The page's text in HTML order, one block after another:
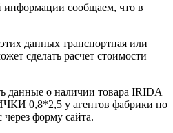
информации сообщаем, что в
данных транспортная или
сделать расчет стоимости
данные о наличии товара IRIDA
0,8*2,5 у агентов фабрики по
через форму сайта.